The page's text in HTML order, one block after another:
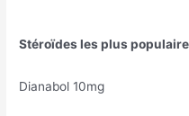
Stéroïdes les plus
Dianabol 10mg